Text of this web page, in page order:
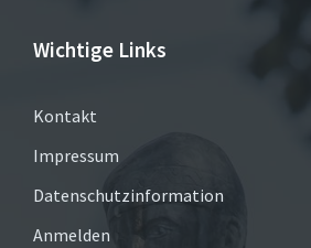
Wichtige Links
Kontakt
Impressum
Datenschutzinformation
Anmelden